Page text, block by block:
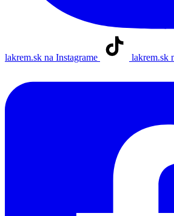
lakrem.sk na Instagrame lakrem.sk